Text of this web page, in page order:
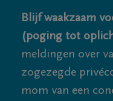
Blijf waakzaam
(poging tot
meldingen over
zogezegde
mom van een